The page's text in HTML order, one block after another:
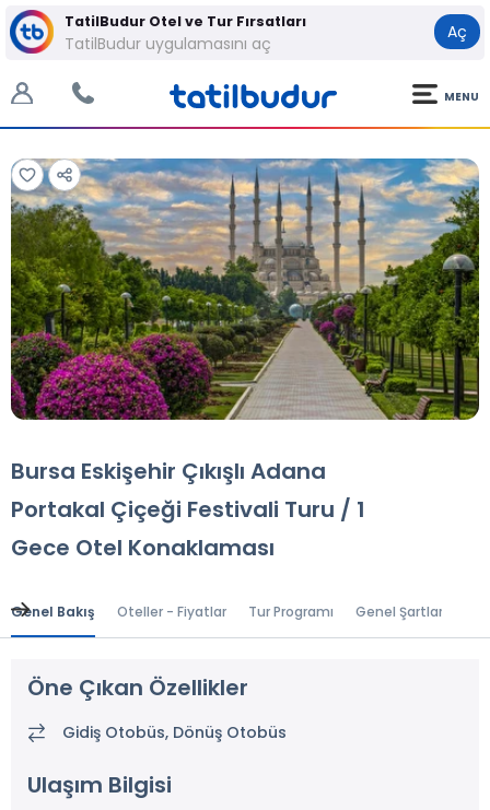
TatilBudur Otel ve Tur Fırsatları
TatilBudur uygulamasını aç
Aç
MENU
Tüm Fotoğraflar
Bursa Eskişehir Çıkışlı Adana
Portakal Çiçeği Festivali Turu / 1
Gece Otel Konaklaması
Genel Bakış Oteller - Fiyatlar Tur Programı Genel Şartlar
Öne Çıkan Özellikler
Gidiş Otobüs, Dönüş Otobüs
Ulaşım Bilgisi